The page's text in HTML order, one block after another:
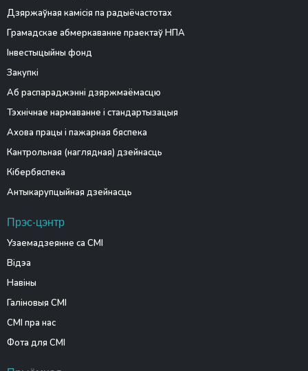
Дзяржаўная камісія па радыёчастотах
Грамадскае абмеркаванне праектаў НПА
Інвестыцыйны фонд
Закупкі
Аб распараджэнні дзяржмаёмасцю
Тэхнічнае нармаванне і стандартызацыя
Ахова працы і пажарная бяспека
Кантрольная (наглядная) дзейнасць
Кібербяспека
Антыкарупцыйная дзейнасць
Прэс-цэнтр
Узаемадзеянне са СМІ
Відэа
Навіны
Галіновыя СМІ
СМІ пра нас
Фота для СМІ